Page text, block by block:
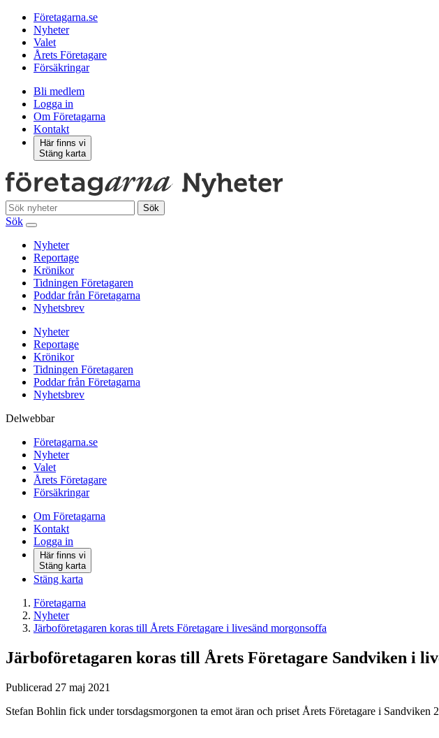
Företagarna.se
Nyheter
Valet
Årets Företagare
Försäkringar
Bli medlem
Logga in
Om Företagarna
Kontakt
Här finns vi
Stäng karta
Sök
Sök
Nyheter
Reportage
Krönikor
Tidningen Företagaren
Poddar från Företagarna
Nyhetsbrev
Nyheter
Reportage
Krönikor
Tidningen Företagaren
Poddar från Företagarna
Nyhetsbrev
Delwebbar
Företagarna.se
Nyheter
Valet
Årets Företagare
Försäkringar
Om Företagarna
Kontakt
Logga in
Här finns vi
Stäng karta
Stäng karta
Företagarna
Nyheter
Järboföretagaren koras till Årets Företagare i livesänd morgonsoffa
Järboföretagaren koras till Årets Företagare Sandviken i
Publicerad 27 maj 2021
Stefan Bohlin fick under torsdagsmorgonen ta emot äran och priset Årets Företagare i Sandviken